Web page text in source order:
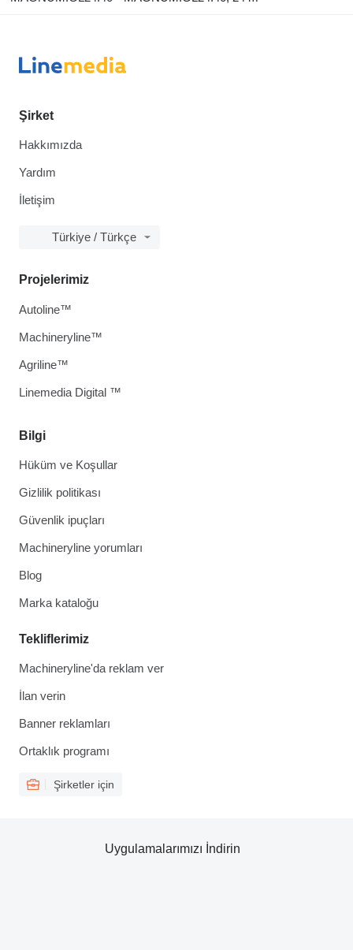
Şirket
Hakkımızda
Yardım
İletişim
Türkiye / Türkçe
Bilgi
Hüküm ve Koşullar
Gizlilik politikası
Güvenlik ipuçları
Machineryline yorumları
Blog
Marka kataloğu
Tekliflerimiz
Machineryline'da reklam ver
İlan verin
Banner reklamları
Ortaklık programı
Şirketler için
Projelerimiz
Autoline™
Machineryline™
Agriline™
Linemedia Digital ™
Uygulamalarımızı İndirin